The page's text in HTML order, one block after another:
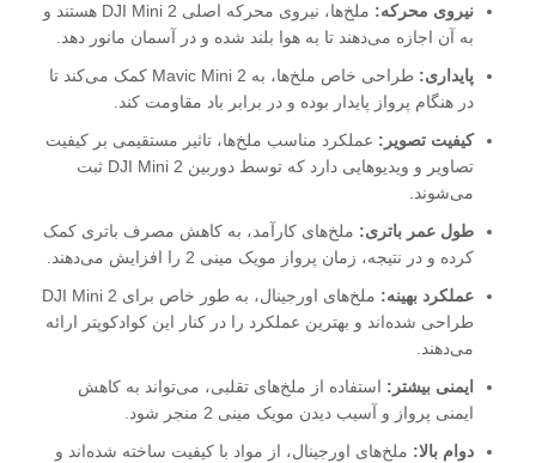
نیروی محرکه:
ملخ‌ها، نیروی محرکه اصلی DJI Mini 2 هستند و
به آن اجازه می‌دهند تا به هوا بلند شده و در آسمان مانور دهد.
پایداری:
طراحی خاص ملخ‌ها، به Mavic Mini 2 کمک می‌کند تا
در هنگام پرواز پایدار بوده و در برابر باد مقاومت کند.
کیفیت تصویر: عملکرد مناسب ملخ‌ها، تاثیر مستقیمی بر کیفیت
تصاویر و ویدیوهایی دارد که توسط دوربین DJI Mini 2 ثبت
می‌شوند.
طول عمر باتری: ملخ‌های کارآمد، به کاهش مصرف باتری کمک
کرده و در نتیجه، زمان پرواز مویک مینی 2 را افزایش می‌دهند.
عملکرد بهینه:
ملخ‌های اورجینال، به طور خاص برای DJI Mini 2
طراحی شده‌اند و بهترین عملکرد را در کنار این کوادکوپتر ارائه
می‌دهند.
ایمنی بیشتر: استفاده از ملخ‌های تقلبی، می‌تواند به کاهش
ایمنی پرواز و آسیب دیدن مویک مینی 2 منجر شود.
دوام بالا: ملخ‌های اورجینال، از مواد با کیفیت ساخته شده‌اند و